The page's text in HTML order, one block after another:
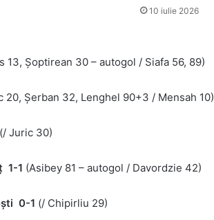
10 iulie 2026
13, Șoptirean 30 – autogol / Siafa 56, 89)
20, Șerban 32, Lenghel 90+3 / Mensah 10)
(/ Juric 30)
1-1 (Asibey 81 – autogol / Davordzie 42)
0-1 (/ Chipirliu 29)